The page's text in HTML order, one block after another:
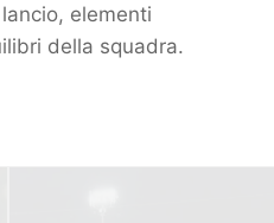
elementi
della squadra.